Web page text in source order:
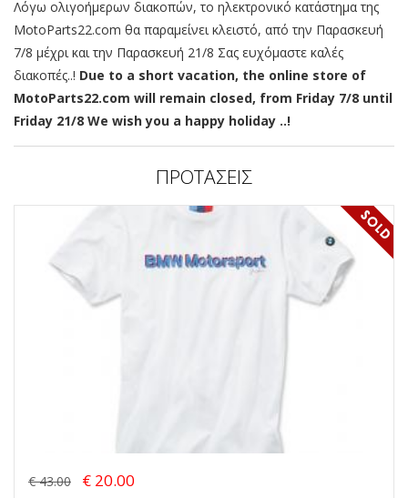
Λόγω ολιγοήμερων διακοπών, το ηλεκτρονικό κατάστημα της
MotoParts22.com θα παραμείνει κλειστό, από την Παρασκευή
7/8 μέχρι και την Παρασκευή 21/8 Σας ευχόμαστε καλές
διακοπές..! Due to a short vacation, the online store of
MotoParts22.com will remain closed, from Friday 7/8 until
Friday 21/8 We wish you a happy holiday ..!
ΠΡΟΤΑΣΕΙΣ
€ 43.00 € 20.00